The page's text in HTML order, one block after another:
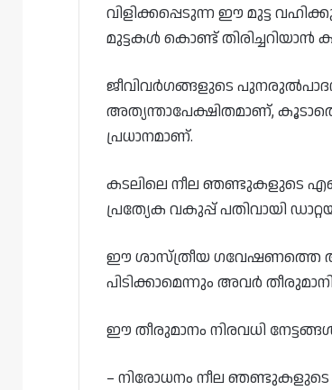
വിളിക്കപ്പെടുന്ന ഈ മുട്ട
മുട്ടകൾ കൊണ്ട് തിരിച്ചറിയാൻ
ജീവിവർഗങ്ങളുടെ
അത്യന്താപേക്ഷിതമാണ്,
പ്രധാനമാണ്.
കടലിലെ നീല ഞണ്ടുകളുടെ
പ്രത്യേക വകുപ്പ് പതിവായി
ഈ ശാസ്ത്രീയ ഗവേഷണത്തെ
പിടിക്കാമെന്നും അവർ
ഈ തീരുമാനം നിരവധി
– നിരോധനം നീല